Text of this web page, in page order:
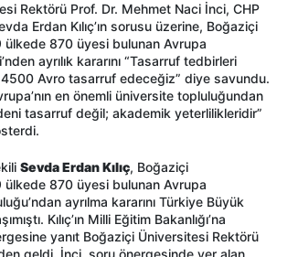
Rektörü Prof. Dr. Mehmet Naci İnci, CHP
Erdan Kılıç’ın sorusu üzerine, Boğaziçi
ülkede 870 üyesi bulunan Avrupa
ayrılık kararını “Tasarruf tedbirleri
4500 Avro tasarruf edeceğiz” diye savundu.
en önemli üniversite topluluğundan
tasarruf değil; akademik yeterlilikleridir”
Sevda Erdan Kılıç, Boğaziçi
ülkede 870 üyesi bulunan Avrupa
ayrılma kararını Türkiye Büyük
Kılıç’ın Milli Eğitim Bakanlığı’na
yanıt Boğaziçi Üniversitesi Rektörü